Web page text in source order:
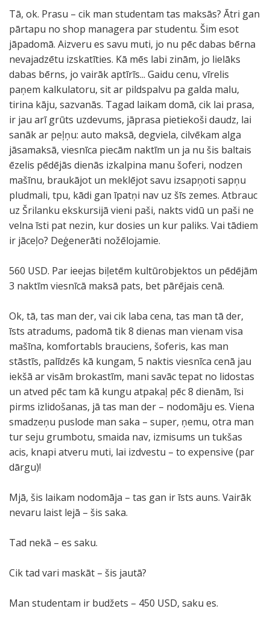
Tā, ok. Prasu – cik man studentam tas maksās? Ātri gan
pārtapu no shop managera par studentu. Šim esot
jāpadomā. Aizveru es savu muti, jo nu pēc dabas bērna
nevajadzētu izskatīties. Kā mēs labi zinām, jo lielāks
dabas bērns, jo vairāk aptīrīs... Gaidu cenu, vīrelis
paņem kalkulatoru, sit ar pildspalvu pa galda malu,
tirina kāju, sazvanās. Tagad laikam domā, cik lai prasa,
ir jau arī grūts uzdevums, jāprasa pietiekoši daudz, lai
sanāk ar peļņu: auto maksā, degviela, cilvēkam alga
jāsamaksā, viesnīca piecām naktīm un ja nu šis baltais
ēzelis pēdējās dienās izkalpina manu šoferi, nodzen
mašīnu, braukājot un meklējot savu izsapņoti sapņu
pludmali, tpu, kādi gan īpatņi nav uz šīs zemes. Atbrauc
uz Šrilanku ekskursijā vieni paši, nakts vidū un paši ne
velna īsti pat nezin, kur dosies un kur paliks. Vai tādiem
ir jāceļo? Deģenerāti nožēlojamie.
560 USD. Par ieejas biļetēm kultūrobjektos un pēdējām
3 naktīm viesnīcā maksā pats, bet pārējais cenā.
Ok, tā, tas man der, vai cik laba cena, tas man tā der,
īsts atradums, padomā tik 8 dienas man vienam visa
mašīna, komfortabls brauciens, šoferis, kas man
stāstīs, palīdzēs kā kungam, 5 naktis viesnīca cenā jau
iekšā ar visām brokastīm, mani savāc tepat no lidostas
un atved pēc tam kā kungu atpakaļ pēc 8 dienām, īsi
pirms izlidošanas, jā tas man der – nodomāju es. Viena
smadzeņu puslode man saka – super, ņemu, otra man
tur seju grumbotu, smaida nav, izmisums un tukšas
acis, knapi atveru muti, lai izdvestu – to expensive (par
dārgu)!
Mjā, šis laikam nodomāja – tas gan ir īsts auns. Vairāk
nevaru laist lejā – šis saka.
Tad nekā – es saku.
Cik tad vari maskāt – šis jautā?
Man studentam ir budžets – 450 USD, saku es.